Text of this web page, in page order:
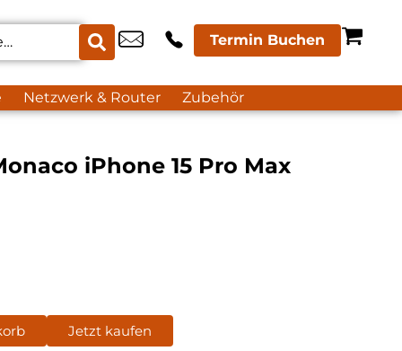
Termin Buchen
Netzwerk & Router Zubehör
iPhone 15 Pro Max
Jetzt kaufen